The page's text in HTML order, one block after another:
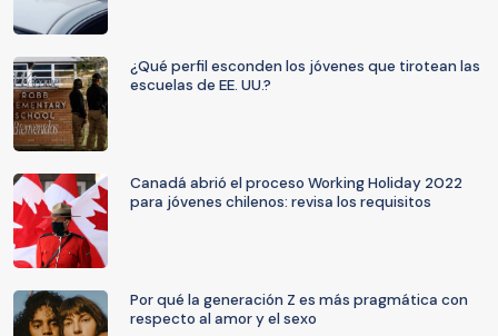
¿Qué perfil esconden los jóvenes que tirotean las
escuelas de EE. UU.?
Canadá abrió el proceso Working Holiday 2022
para jóvenes chilenos: revisa los requisitos
Por qué la generación Z es más pragmática con
respecto al amor y el sexo